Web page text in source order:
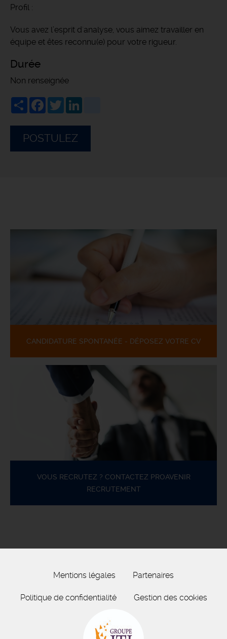
Profil :
Vous avez l’esprit d'analyse, vous aimez travailler en
équipe et êtes reconnu(e) pour votre rigueur.
Durée
Non renseignée
ShareFacebook
Twitter
POSTULEZ
CANDIDATURE SPONTANÉE - DÉPOSEZ VOTRE CV
VOUS RECRUTEZ ? CONTACTEZ PROAVENIR
RECRUTEMENT
Mentions légales Partenaires
Politique de confidentialité Gestion des cookies